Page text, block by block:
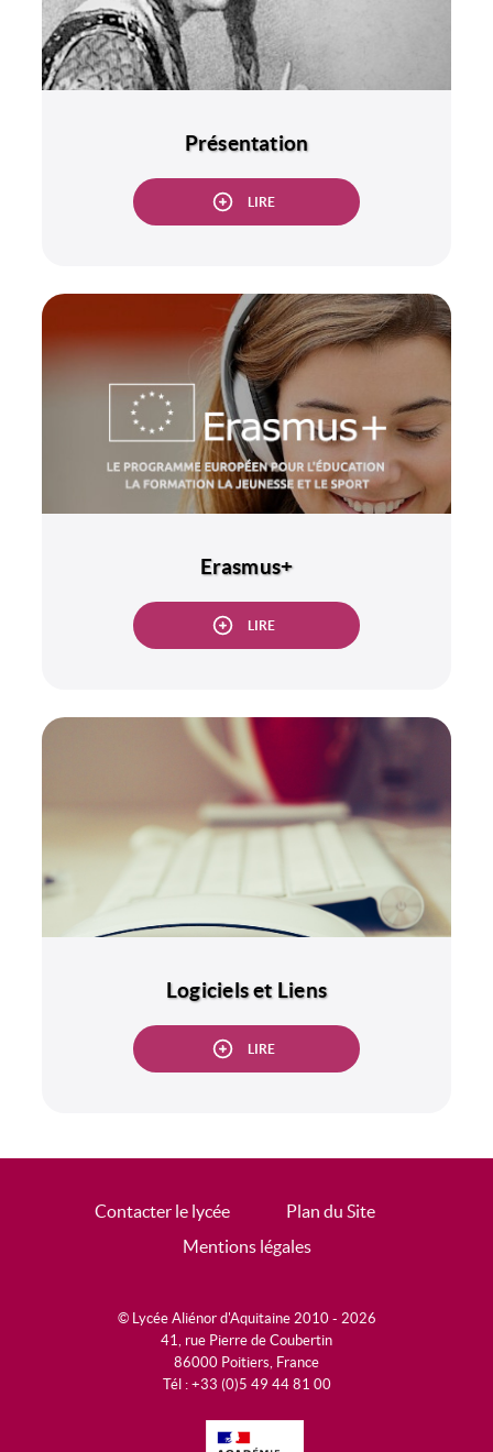
Présentation
LIRE
Erasmus+
LIRE
Logiciels et Liens
LIRE
Contacter le lycée
Plan du Site
Mentions légales
© Lycée Aliénor d'Aquitaine 2010 - 2026
41, rue Pierre de Coubertin
86000 Poitiers, France
Tél : +33 (0)5 49 44 81 00